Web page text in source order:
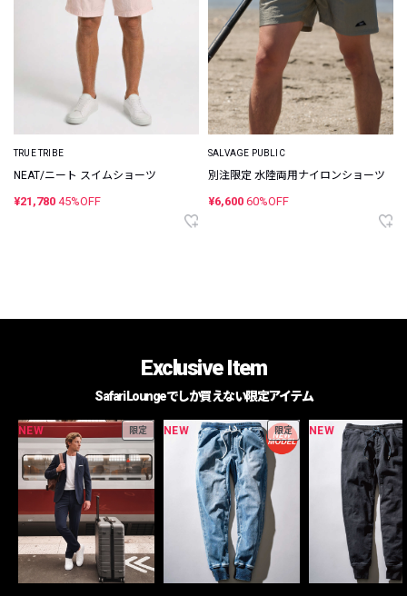
TRUE TRIBE
NEAT/ニート スイムショーツ
¥21,780 45%OFF
SALVAGE PUBLIC
別注限定 水陸両用ナイロンショーツ
¥6,600 60%OFF
Exclusive Item
Safari Loungeでしか買えない限定アイテム
NEW 限定 NEW 限定 NEW